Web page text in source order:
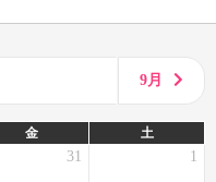
9月
金 土
31 1